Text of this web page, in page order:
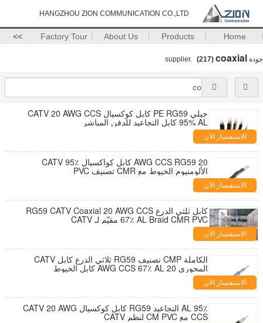
HANGZHOU ZION COMMUNICATION CO.,LTD
Home
Products
About Us
Factory Tour
>>
جودة coaxial
(217)
جيلي PE RG59 كابل كوكسيال CATV 20 AWG CCS
95% AL كابل التجاعيد للدفن المباشر
الاستفسار الآن
20 AWG CCS RG59 كابل كواكسيال CATV 95٪
الألومنيوم الخيوط مع CMR تصنيف PVC
الاستفسار الآن
كابل ثلثي الدرع RG59 CATV Coaxial 20 AWG CCS
67٪ AL Braid CMR PVC مقيّم لـ CATV
الاستفسار الآن
الكاملة CMP تصنيف RG59 ثلاثي الدرع كابل CATV
المحوري 20 AWG CCS 67٪ AL كابل الخيوط
الاستفسار الآن
95٪ AL التجاعيد RG59 كابل كوكسيال CATV 20 AWG
CCS مع CM PVC لنظم CATV